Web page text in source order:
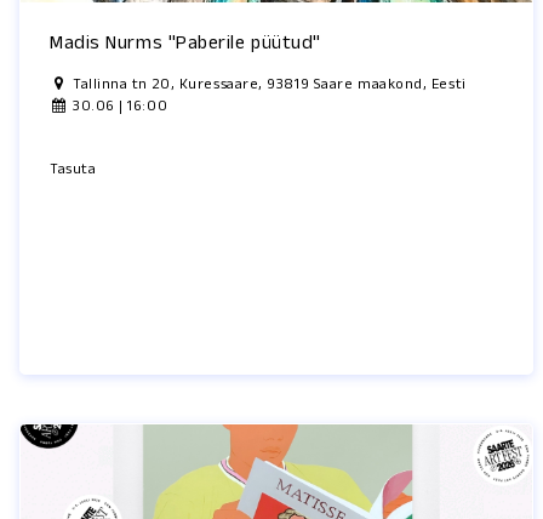
Madis Nurms "Paberile püütud"
Tallinna tn 20, Kuressaare, 93819 Saare maakond, Eesti
30.06 | 16:00
Tasuta